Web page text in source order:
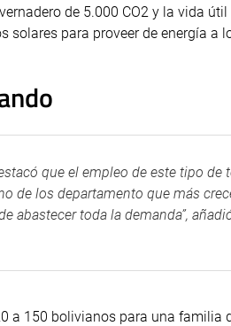
de 5.000 CO2 y la vida útil
para proveer de energía a
que el empleo de este tipo de
de los departamento que más
abastecer toda la demanda”,
a 150 bolivianos para una familia